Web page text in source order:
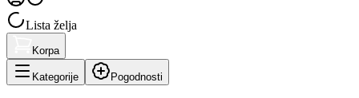
Lista želja
Korpa
Kategorije Pogodnosti